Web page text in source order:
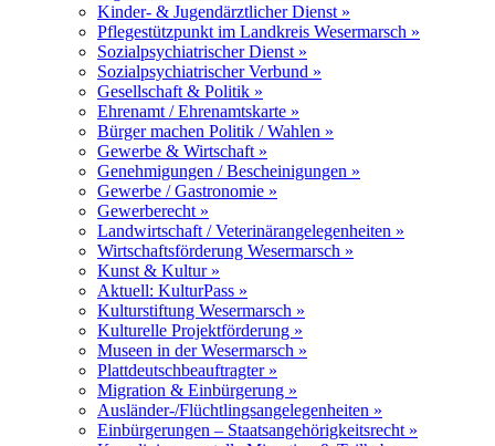
Kinder- & Jugendärztlicher Dienst »
Pflegestützpunkt im Landkreis Wesermarsch »
Sozialpsychiatrischer Dienst »
Sozialpsychiatrischer Verbund »
Gesellschaft & Politik »
Ehrenamt / Ehrenamtskarte »
Bürger machen Politik / Wahlen »
Gewerbe & Wirtschaft »
Genehmigungen / Bescheinigungen »
Gewerbe / Gastronomie »
Gewerberecht »
Landwirtschaft / Veterinärangelegenheiten »
Wirtschaftsförderung Wesermarsch »
Kunst & Kultur »
Aktuell: KulturPass »
Kulturstiftung Wesermarsch »
Kulturelle Projektförderung »
Museen in der Wesermarsch »
Plattdeutschbeauftragter »
Migration & Einbürgerung »
Ausländer-/Flüchtlingsangelegenheiten »
Einbürgerungen – Staatsangehörigkeitsrecht »